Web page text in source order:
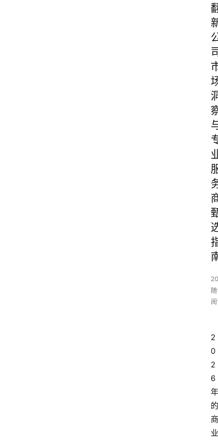
2
0
2
6
年
的
商
业